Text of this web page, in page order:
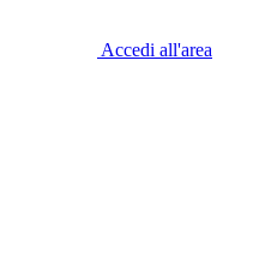
Accedi all'area